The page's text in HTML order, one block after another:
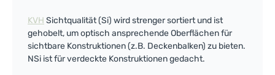
KVH Sichtqualität (Si) wird strenger sortiert und ist
gehobelt, um optisch ansprechende Oberflächen für
sichtbare Konstruktionen (z.B. Deckenbalken) zu bieten.
NSi ist für verdeckte Konstruktionen gedacht.